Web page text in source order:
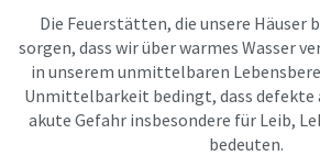
Die Feuerstätten, die unsere Häuser
sorgen, dass wir über warmes Wasser
in unserem unmittelbaren
Unmittelbarkeit bedingt, dass defekte
akute Gefahr insbesondere für Leib,
bedeuten.